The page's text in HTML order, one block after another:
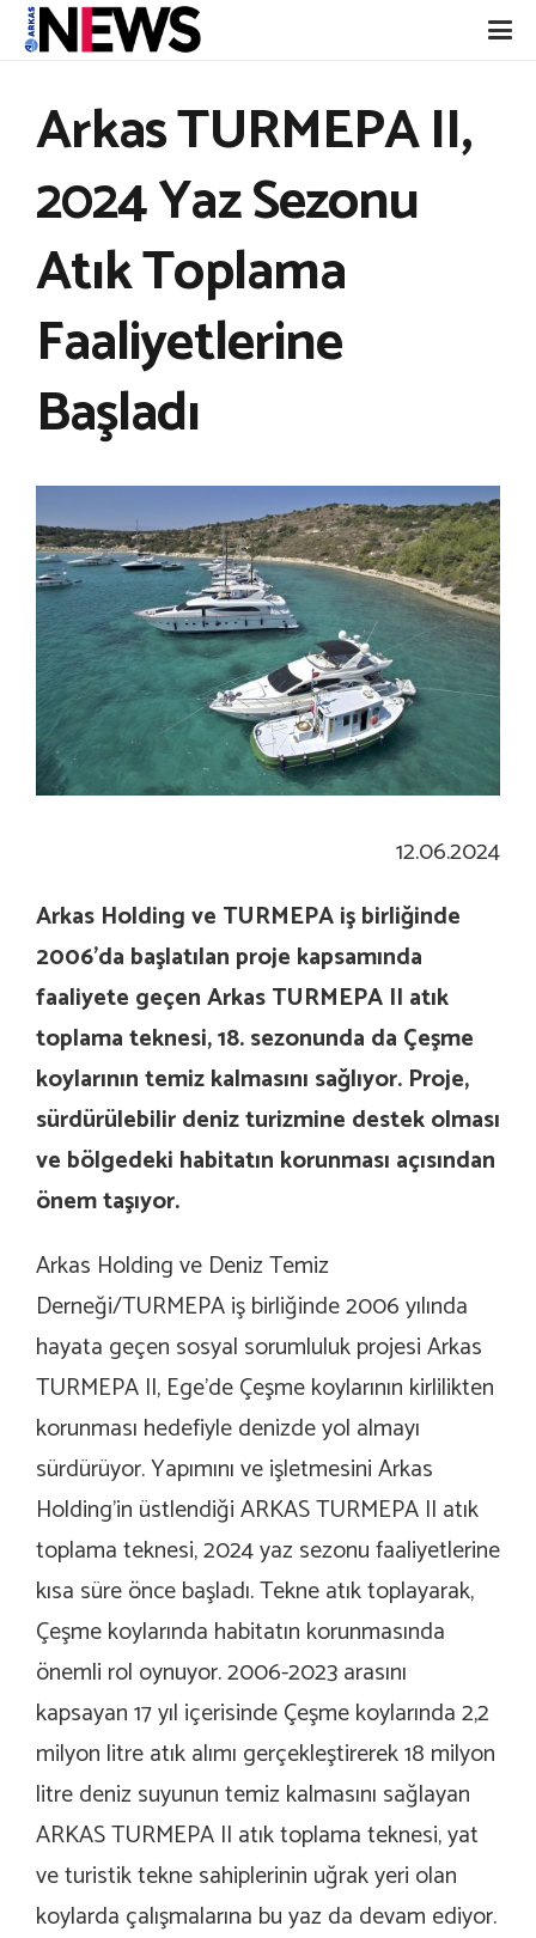
Arkas TURMEPA II,
2024 Yaz Sezonu
Atık Toplama
Faaliyetlerine
Başladı
12.06.2024
Arkas Holding ve TURMEPA iş birliğinde
2006’da başlatılan proje kapsamında
faaliyete geçen Arkas TURMEPA II atık
toplama teknesi, 18. sezonunda da Çeşme
koylarının temiz kalmasını sağlıyor. Proje,
sürdürülebilir deniz turizmine destek olması
ve bölgedeki habitatın korunması açısından
önem taşıyor.
Arkas Holding ve Deniz Temiz
Derneği/TURMEPA iş birliğinde 2006 yılında
hayata geçen sosyal sorumluluk projesi Arkas
TURMEPA II, Ege’de Çeşme koylarının kirlilikten
korunması hedefiyle denizde yol almayı
sürdürüyor. Yapımını ve işletmesini Arkas
Holding’in üstlendiği ARKAS TURMEPA II atık
toplama teknesi, 2024 yaz sezonu faaliyetlerine
kısa süre önce başladı. Tekne atık toplayarak,
Çeşme koylarında habitatın korunmasında
önemli rol oynuyor. 2006-2023 arasını
kapsayan 17 yıl içerisinde Çeşme koylarında 2,2
milyon litre atık alımı gerçekleştirerek 18 milyon
litre deniz suyunun temiz kalmasını sağlayan
ARKAS TURMEPA II atık toplama teknesi, yat
ve turistik tekne sahiplerinin uğrak yeri olan
koylarda çalışmalarına bu yaz da devam ediyor.